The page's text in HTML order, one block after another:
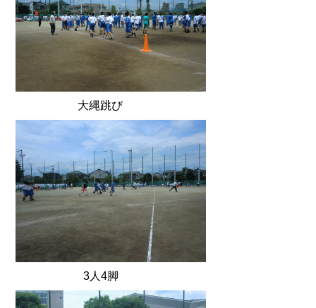
大縄跳び
3人4脚